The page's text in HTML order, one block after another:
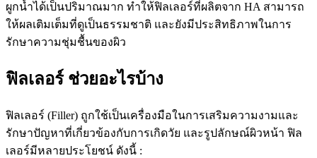
ผูกน้ำได้เป็นปริมาณมาก ทำให้ฟิลเลอร์ที่ผลิตจาก HA สามารถ
ให้ผลเติมเต็มที่ดูเป็นธรรมชาติ และยังมีประสิทธิภาพในการ
รักษาความชุ่มชื้นของผิว
ฟิลเลอร์ ช่วยอะไรบ้าง
ฟิลเลอร์ (Filler) ถูกใช้เป็นเครื่องมือในการเสริมความงามและ
รักษาปัญหาที่เกี่ยวข้องกับการเกิดวัย และรูปลักษณ์ผิวหน้า ฟิล
เลอร์มีหลายประโยชน์ ดังนี้ :